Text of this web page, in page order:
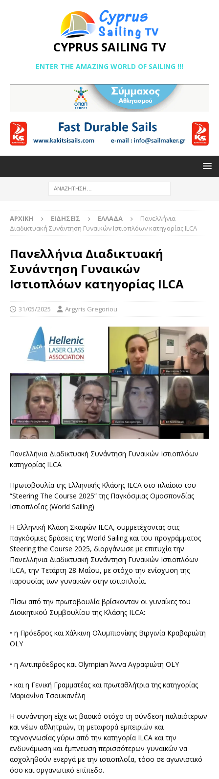
CYPRUS SAILING TV
ENTER THE AMAZING WORLD OF SAILING !!!
ΑΡΧΙΚΉ ΕΙΔΉΣΕΙΣ ΕΛΛΑΔΑ
Πανελλήνια
Διαδικτυακή Συνάντηση Γυναικών Ιστιοπλόων κατηγορίας ILCA
Πανελλήνια Διαδικτυακή
Συνάντηση Γυναικών
Ιστιοπλόων κατηγορίας ILCA
31/05/2025 Argyris Gregoriou
Πανελλήνια Διαδικτυακή Συνάντηση Γυναικών Ιστιοπλόων
κατηγορίας ILCA
Πρωτοβουλία της Ελληνικής Κλάσης ILCA στο πλαίσιο του
“Steering The Course 2025” της Παγκόσμιας Ομοσπονδίας
Ιστιοπλοΐας (World Sailing)
Η Ελληνική Κλάση Σκαφών ILCA, συμμετέχοντας στις
παγκόσμιες δράσεις της World Sailing και του προγράμματος
Steering the Course 2025, διοργάνωσε με επιτυχία την
Πανελλήνια Διαδικτυακή Συνάντηση Γυναικών Ιστιοπλόων
ILCA, την Τετάρτη 28 Μαΐου, με στόχο την ενίσχυση της
παρουσίας των γυναικών στην ιστιοπλοΐα.
Πίσω από την πρωτοβουλία βρίσκονταν οι γυναίκες του
Διοικητικού Συμβουλίου της Κλάσης ILCA:
• η Πρόεδρος και Χάλκινη Ολυμπιονίκης Βιργινία Κραβαριώτη
OLY
• η Αντιπρόεδρος και Olympian Άννα Αγραφιώτη OLY
• και η Γενική Γραμματέας και πρωταθλήτρια της κατηγορίας
Μαριανίνα Τσουκανέλη
Η συνάντηση είχε ως βασικό στόχο τη σύνδεση παλαιότερων
και νέων αθλητριών, τη μεταφορά εμπειριών και
τεχνογνωσίας γύρω από την κατηγορία ILCA και την
ενδυνάμωση και έμπνευση περισσότερων γυναικών να
ασχοληθούν ενεργά με την ιστιοπλοΐα, τόσο σε αγωνιστικό
όσο και οργανωτικό επίπεδο.